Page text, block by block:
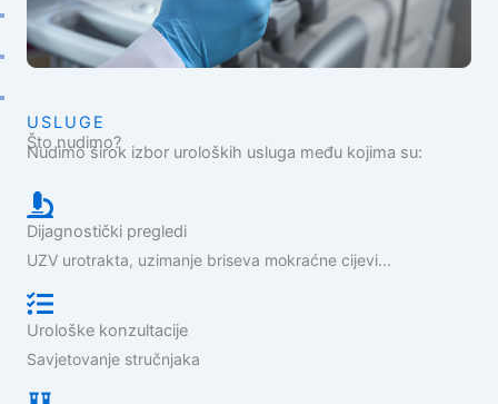
USLUGE
Što nudimo?
Nudimo širok izbor uroloških usluga među kojima su:
Dijagnostički pregledi
UZV urotrakta, uzimanje briseva mokraćne cijevi...
Urološke konzultacije
Savjetovanje stručnjaka